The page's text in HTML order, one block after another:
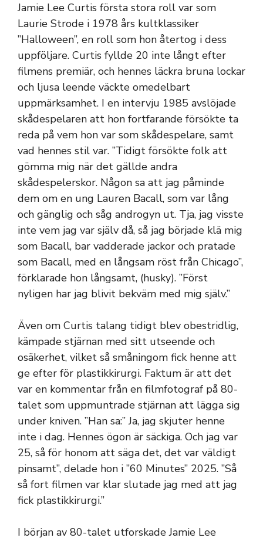
Jamie Lee Curtis första stora roll var som
Laurie Strode i 1978 års kultklassiker
”Halloween”, en roll som hon återtog i dess
uppföljare. Curtis fyllde 20 inte långt efter
filmens premiär, och hennes läckra bruna lockar
och ljusa leende väckte omedelbart
uppmärksamhet. I en intervju 1985 avslöjade
skådespelaren att hon fortfarande försökte ta
reda på vem hon var som skådespelare, samt
vad hennes stil var. ”Tidigt försökte folk att
gömma mig när det gällde andra
skådespelerskor. Någon sa att jag påminde
dem om en ung Lauren Bacall, som var lång
och gänglig och såg androgyn ut. Tja, jag visste
inte vem jag var själv då, så jag började klä mig
som Bacall, bar vadderade jackor och pratade
som Bacall, med en långsam röst från Chicago”,
förklarade hon långsamt, (husky). ”Först
nyligen har jag blivit bekväm med mig själv.”
Även om Curtis talang tidigt blev obestridlig,
kämpade stjärnan med sitt utseende och
osäkerhet, vilket så småningom fick henne att
ge efter för plastikkirurgi. Faktum är att det
var en kommentar från en filmfotograf på 80-
talet som uppmuntrade stjärnan att lägga sig
under kniven. ”Han sa:” Ja, jag skjuter henne
inte i dag. Hennes ögon är säckiga. Och jag var
25, så för honom att säga det, det var väldigt
pinsamt”, delade hon i ”60 Minutes” 2025. ”Så
så fort filmen var klar slutade jag med att jag
fick plastikkirurgi.”
I början av 80-talet utforskade Jamie Lee